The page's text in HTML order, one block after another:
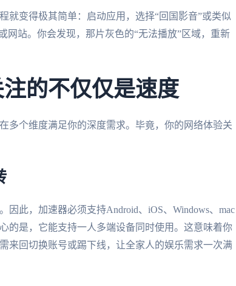
就变得极其简单：启动应用，选择“回国影音”或类似
网站。你会发现，那片灰色的“无法播放”区域，重新
的不仅仅是速度
多个维度满足你的深度需求。毕竟，你的网络体验关
此，加速器必须支持Android、iOS、Windows、mac
的是，它能支持一人多端设备同时使用。这意味着你
来回切换账号或踢下线，让全家人的娱乐需求一次满